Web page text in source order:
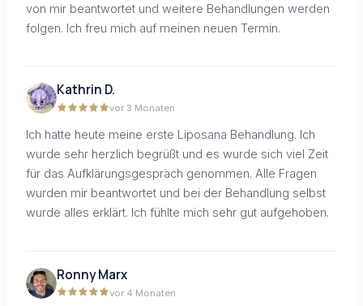
von mir beantwortet und weitere Behandlungen werden
folgen. Ich freu mich auf meinen neuen Termin.
Kathrin D.
vor 3 Monaten
Ich hatte heute meine erste Liposana Behandlung. Ich
wurde sehr herzlich begrüßt und es wurde sich viel Zeit
für das Aufklärungsgespräch genommen. Alle Fragen
wurden mir beantwortet und bei der Behandlung selbst
wurde alles erklärt. Ich fühlte mich sehr gut aufgehoben.
Ronny Marx
vor 4 Monaten